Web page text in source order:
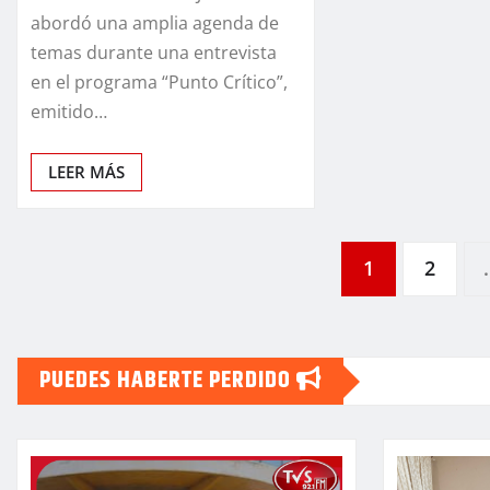
abordó una amplia agenda de
temas durante una entrevista
en el programa “Punto Crítico”,
emitido…
LEER MÁS
entradas
1 2
PUEDES HABERTE PERDIDO